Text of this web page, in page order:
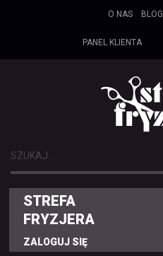
O NAS BLOG
PANEL KLIENTA
STREFA
FRYZJERA
ZALOGUJ SIĘ